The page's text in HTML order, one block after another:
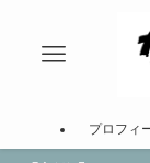
プロフィ